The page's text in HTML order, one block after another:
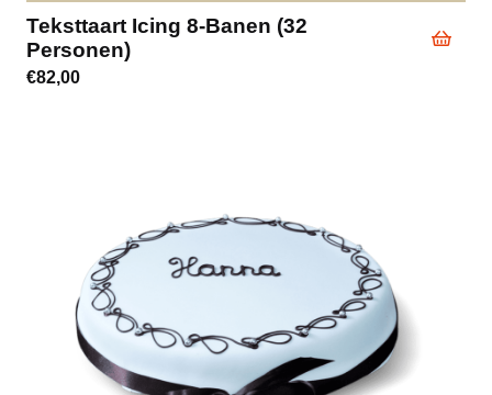
Teksttaart Icing 8-Banen (32
Personen)
€82,00